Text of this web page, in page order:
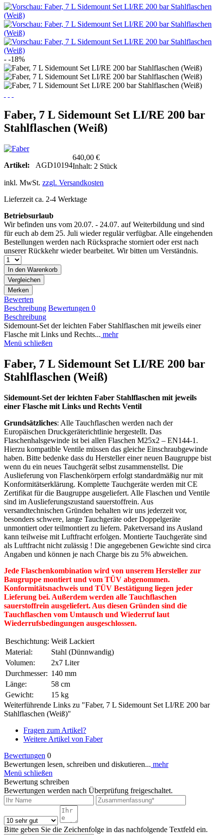
- -18%
Faber, 7 L Sidemount Set LI/RE 200 bar
Stahlflaschen (Weiß)
Artikel: AGD10194
640,00 €
Inhalt: 2 Stück
inkl. MwSt. zzgl. Versandkosten
Lieferzeit ca. 2-4 Werktage
Betriebsurlaub
Wir befinden uns vom 20.07. - 24.07. auf Weiterbildung und sind
für euch ab dem 25. Juli wieder regulär verfügbar. Alle eingehenden
Bestellungen werden nach Rücksprache storniert oder erst nach
unserer Rückkehr wieder bearbeitet. Wir bitten um Verständnis.
In den Warenkorb
Vergleichen
Merken
Bewerten
Beschreibung Bewertungen 0
Beschreibung
Sidemount-Set der leichten Faber Stahlflaschen mit jeweils einer
Flasche mit Links und Rechts... mehr
Menü schließen
Faber, 7 L Sidemount Set LI/RE 200 bar
Stahlflaschen (Weiß)
Sidemount-Set der leichten Faber Stahlflaschen mit jeweils
einer Flasche mit Links und Rechts Ventil
Grundsätzliches: Alle Tauchflaschen werden nach der
Europäischen Druckgeräterichtlinie hergestellt. Das
Flaschenhalsgewinde ist bei allen Flaschen M25x2 – EN144-1.
Hierzu kompatible Ventile müssen das gleiche Einschraubgewinde
haben. Bitte bedenke dass du Hersteller einer neuen Baugruppe bist
wenn du ein neues Tauchgerät selbst zusammenstellst. Die
Auslieferung von Flaschenkörpern erfolgt standardmäßig nur mit
Konformitätserklärung. Komplette Tauchgeräte werden mit CE
Zertifikat für die Baugruppe ausgeliefert. Alle Flaschen und Ventile
sind im Auslieferungszustand sauerstoffrein. Aus
versandtechnischen Gründen behalten wir uns jederzeit vor,
besonders schwere, lange Tauchgeräte oder Doppelgeräte
unmontiert oder teilmontiert zu liefern. Paketversand ins Ausland
kann teilweise mit Luftfracht erfolgen. Montierte Tauchgeräte sind
als Luftfracht nicht zulässig ! Die angegebenen Gewichte sind circa
Angaben und können je nach Charge bis zu 5% abweichen.
Jede Flaschenkombination wird von unserem Hersteller zur
Baugruppe montiert und vom TÜV abgenommen.
Konformitätsnachweis und TÜV Bestätigung liegen jeder
Lieferung bei. Außerdem werden alle Tauchflaschen
sauerstoffrein ausgeliefert. Aus diesen Gründen sind die
Tauchflaschen vom Umtausch und Wiederruf laut
Wiederrufsbedingungen ausgeschlossen.
Beschichtung: Weiß Lackiert
Material:
Stahl (Dünnwandig)
Volumen:
2x7 Liter
Durchmesser: 140 mm
Länge:
58 cm
Gewicht:
15 kg
Weiterführende Links zu "Faber, 7 L Sidemount Set LI/RE 200 bar
Stahlflaschen (Weiß)"
Fragen zum Artikel?
Weitere Artikel von Faber
Bewertungen 0
Bewertungen lesen, schreiben und diskutieren... mehr
Menü schließen
Bewertung schreiben
Bewertungen werden nach Überprüfung freigeschaltet.
Bitte geben Sie die Zeichenfolge in das nachfolgende Textfeld ein.